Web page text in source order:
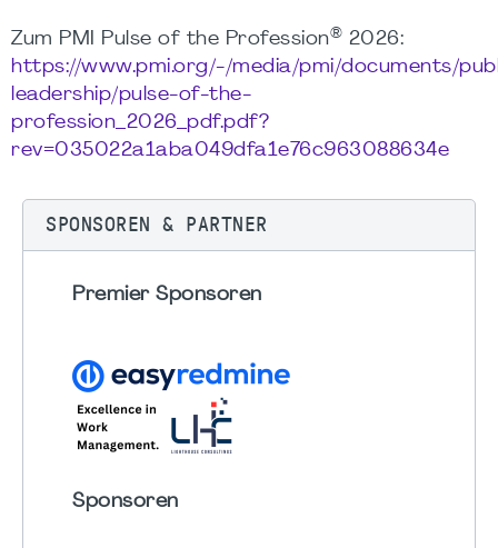
Zum PMI Pulse of the Profession® 2026:
https://www.pmi.org/-/media/pmi/documents/
leadership/pulse-of-the-
profession_2026_pdf.pdf?
rev=035022a1aba049dfa1e76c963088634e
SPONSOREN & PARTNER
Premier Sponsoren
Sponsoren